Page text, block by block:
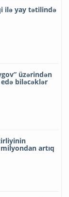
ilə yay tətilində
üzərindən
biləcəklər
artıq